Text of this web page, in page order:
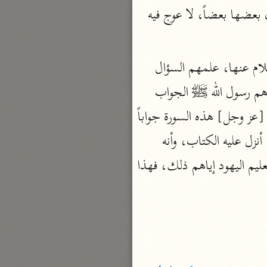
تفسير الجلالين
المحلّي والسيوطي (٨٦٤، ٩١١ هـ)
نحو مجلد
جامع البيان
الإيجي (٩٠٥ هـ)
نحو ٣ مجلدات
عنها. فأبطأ الوحي عليه بعض الإبطاء، فتحدث المشركون بأنه أخلفهم موعدهم فأنزل الله [عز وجل] هذه السورة جواباً